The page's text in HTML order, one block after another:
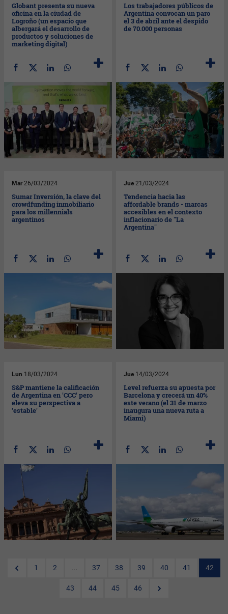
Globant presenta su nueva
oficina en la ciudad de
Logroño (un espacio que
albergará el desarrollo de
productos y soluciones de
marketing digital)
Los trabajadores públicos de
Argentina convocan un paro
el 3 de abril ante el despido
de 70.000 personas
Mar 26/03/2024
Sumar Inversión, la clave del
crowdfunding inmobiliario
para los millennials
argentinos
Jue 21/03/2024
Tendencia hacia las
affordable brands - marcas
accesibles en el contexto
inflacionario de "La
Argentina"
Lun 18/03/2024
S&P mantiene la calificación
de Argentina en 'CCC' pero
eleva su perspectiva a
'estable'
Jue 14/03/2024
Level refuerza su apuesta por
Barcelona y crecerá un 40%
este verano (el 31 de marzo
inaugura una nueva ruta a
Miami)
1 2 ... 37 38 39 40 41 42
43 44 45 46